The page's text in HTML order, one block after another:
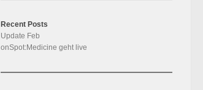
Recent Posts
Update Feb
onSpot:Medicine geht live